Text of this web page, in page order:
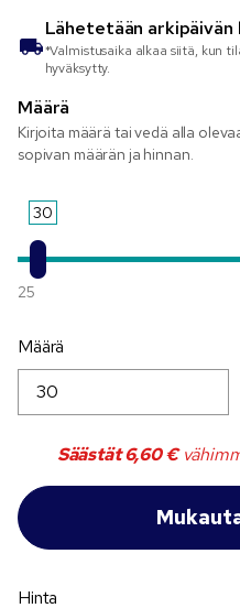
Lähetetään arkipäivän
*Valmistusaika alkaa siitä, kun
hyväksytty.
Määrä
Kirjoita määrä tai vedä alla
sopivan määrän ja hinnan.
30
25
Määrä
Säästät6,60 €
Hinta